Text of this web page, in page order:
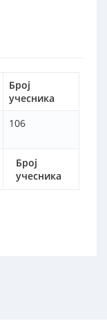
Број
учесника
Број
учесника
106